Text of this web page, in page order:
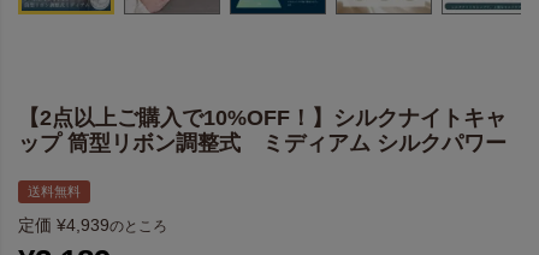
【2点以上ご購入で10%OFF！】シルクナイトキャ
ップ 筒型リボン調整式 ミディアム シルクパワー
送料無料
定価 ¥4,939のところ